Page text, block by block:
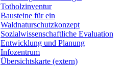
Totholzinventur
Bausteine für ein
Waldnaturschutzkonzept
Sozialwissenschaftliche Evaluation
Entwicklung und Planung
Infozentrum
Übersichtskarte (extern)